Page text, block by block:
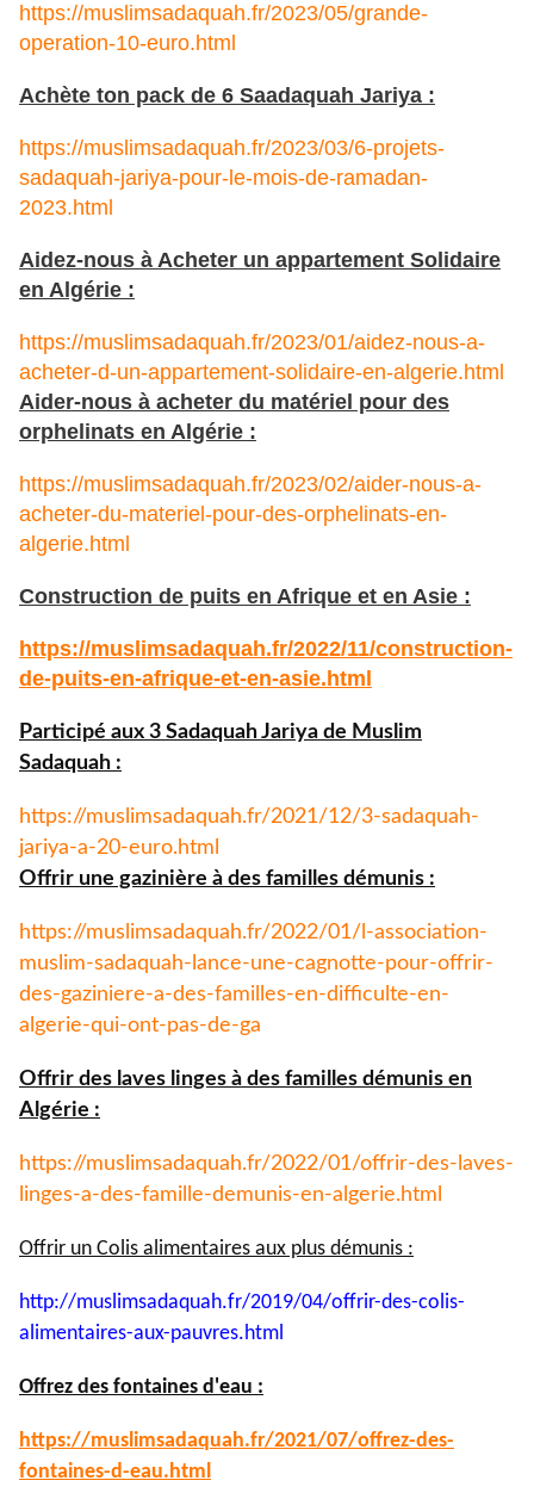
https://muslimsadaquah.fr/2023/05/grande-
operation-10-euro.html
Achète ton pack de 6 Saadaquah Jariya :
https://muslimsadaquah.fr/2023/03/6-projets-
sadaquah-jariya-pour-le-mois-de-ramadan-
2023.html
Aidez-nous à Acheter un appartement Solidaire
en Algérie :
https://muslimsadaquah.fr/2023/01/aidez-nous-a-
acheter-d-un-appartement-solidaire-en-algerie.html
Aider-nous à acheter du matériel pour des
orphelinats en Algérie :
https://muslimsadaquah.fr/2023/02/aider-nous-a-
acheter-du-materiel-pour-des-orphelinats-en-
algerie.html
Construction de puits en Afrique et en Asie :
https://muslimsadaquah.fr/2022/11/construction-
de-puits-en-afrique-et-en-asie.html
Participé aux 3 Sadaquah Jariya de Muslim
Sadaquah :
https://muslimsadaquah.fr/2021/12/3-sadaquah-
jariya-a-20-euro.html
Offrir une gazinière à des familles démunis :
https://muslimsadaquah.fr/2022/01/l-association-
muslim-sadaquah-lance-une-cagnotte-pour-offrir-
des-gaziniere-a-des-familles-en-difficulte-en-
algerie-qui-ont-pas-de-ga
Offrir des laves linges à des familles démunis en
Algérie :
https://muslimsadaquah.fr/2022/01/offrir-des-laves-
linges-a-des-famille-demunis-en-algerie.html
Offrir un Colis alimentaires aux plus démunis :
http://muslimsadaquah.fr/2019/04/offrir-des-colis-
alimentaires-aux-pauvres.html
Offrez des fontaines d'eau :
https://muslimsadaquah.fr/2021/07/offrez-des-
fontaines-d-eau.html